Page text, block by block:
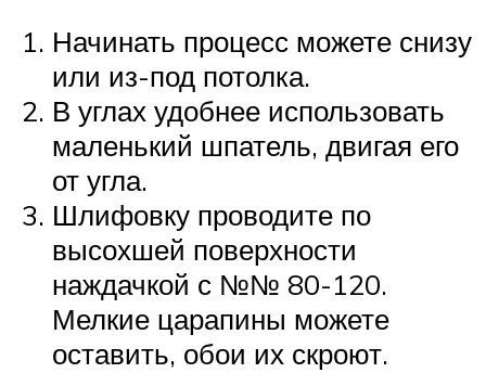
Начинать процесс можете снизу
или из-под потолка.
В углах удобнее использовать
маленький шпатель, двигая его
от угла.
Шлифовку проводите по
высохшей поверхности
наждачкой с №№ 80-120.
Мелкие царапины можете
оставить, обои их скроют.